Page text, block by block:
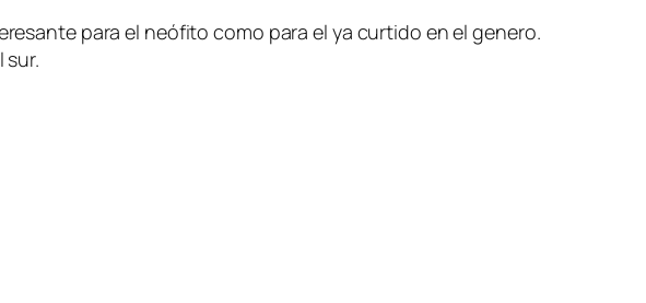
pa­ra el neó­fi­to co­mo pa­ra el ya cur­ti­do en el ge­ne­ro.
sur.